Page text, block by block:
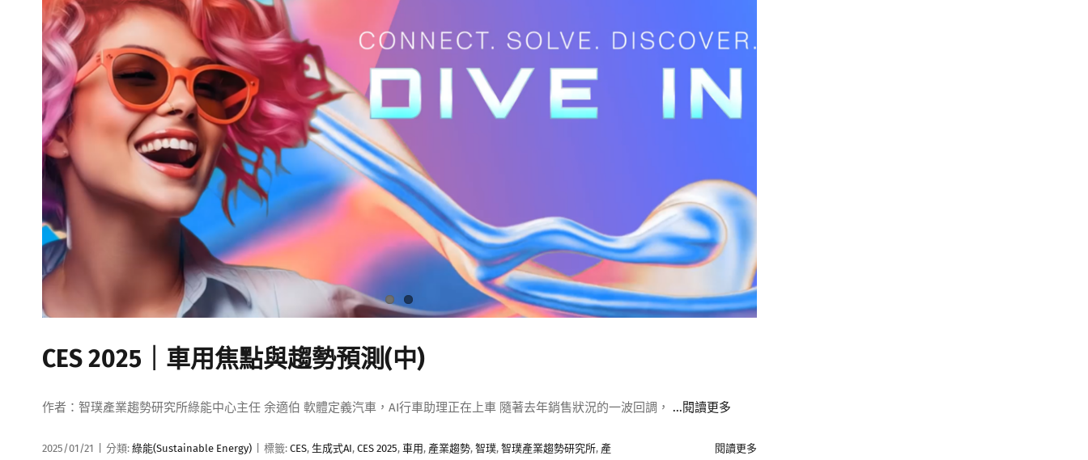
CES 2025｜車用焦點與趨勢預測(中)
作者：智璞產業趨勢研究所綠能中心主任 余適伯 軟體定義汽車，AI行車助理正在上車 隨著去年銷售狀況的一波回調， ...閱讀更多
2025/01/21 分類: 綠能(Sustainable Energy) 標籤: CES, 生成式AI, CES 2025, 車用, 產業趨勢, 智璞, 智璞產業趨勢研究所, 產
閱讀更多